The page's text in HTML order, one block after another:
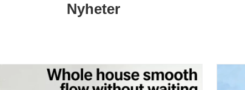
Nyheter